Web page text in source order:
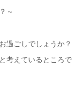
～
過ごしでしょうか？
考えているところで